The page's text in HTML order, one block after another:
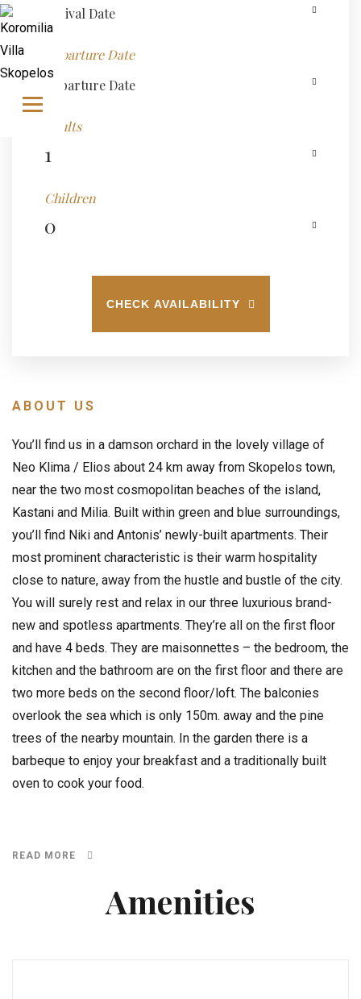
Skip to content
Departure Date
Adults
Children
CHECK AVAILABILITY
ABOUT US
You’ll find us in a damson orchard in the lovely village of
Neo Klima / Elios about 24 km away from Skopelos town,
near the two most cosmopolitan beaches of the island,
Kastani and Milia. Built within green and blue surroundings,
you’ll find Niki and Antonis’ newly-built apartments. Their
most prominent characteristic is their warm hospitality
close to nature, away from the hustle and bustle of the city.
You will surely rest and relax in our three luxurious brand-
new and spotless apartments. They’re all on the first floor
and have 4 beds. They are maisonnettes – the bedroom, the
kitchen and the bathroom are on the first floor and there are
two more beds on the second floor/loft. The balconies
overlook the sea which is only 150m. away and the pine
trees of the nearby mountain. In the garden there is a
barbeque to enjoy your breakfast and a traditionally built
oven to cook your food.
READ MORE
Amenities